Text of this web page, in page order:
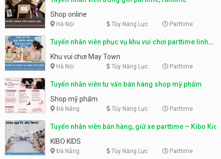
Shop online
Hà Nội Tùy Năng Lực Parttime
Tuyển nhân viên phục vụ khu vui chơi parttime linh
động
Khu vui chơi May Town
Hà Nội Tùy Năng Lực Parttime
Tuyển nhân viên tư vấn bán hàng shop mỹ phẩm
Shop mỹ phẩm
Đà Nẵng Tùy Năng Lực Parttime
Tuyển nhân viên bán hàng, giữ xe parttime – Kibo Kid
KIBO KIDS
Đà Nẵng Tùy Năng Lực Parttime